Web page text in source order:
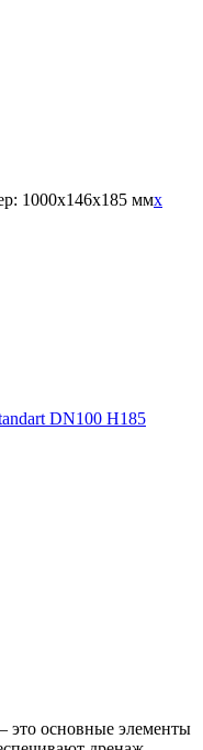
1000x146x185 ммx
DN100 H185
– это основные элементы